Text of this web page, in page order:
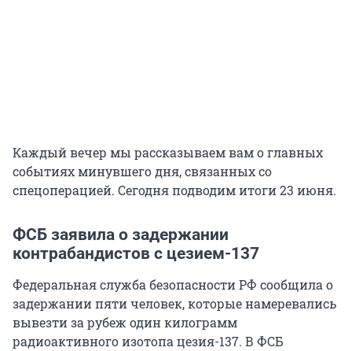
Каждый вечер мы рассказываем вам о главных
событиях минувшего дня, связанных со
спецоперацией. Сегодня подводим итоги 23 июня.
ФСБ заявила о задержании
контрабандистов с цезием-137
Федеральная служба безопасности РФ сообщила о
задержании пяти человек, которые намеревались
вывезти за рубеж один килограмм
радиоактивного изотопа цезия-137. В ФСБ